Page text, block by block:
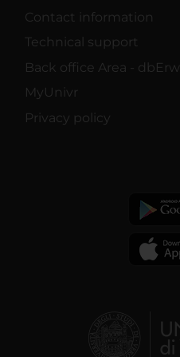
Contact information
Technical support
Back office Area - dbErw
MyUnivr
Privacy policy